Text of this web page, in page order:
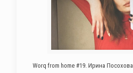
Worq from home #19. Ирина Посохова